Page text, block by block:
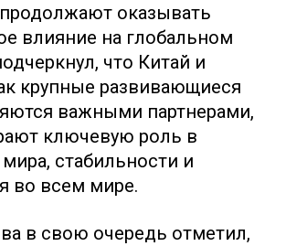
оказывать
влияние на глобальном
что Китай и
крупные развивающиеся
важными партнерами,
ключевую роль в
стабильности и
во всем мире.
в свою очередь отметил,